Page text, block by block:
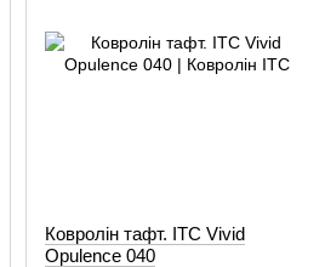
Ковролін тафт. ITC Vivid
Opulence 040